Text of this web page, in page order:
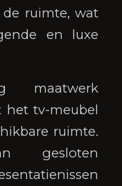
ruimte, wat
en luxe
maatwerk
het tv-meubel
ruimte.
gesloten